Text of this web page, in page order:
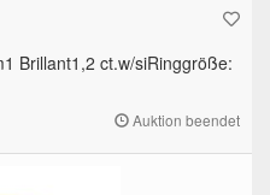
Brillant1,2 ct.w/siRinggröße:
Auktion beendet